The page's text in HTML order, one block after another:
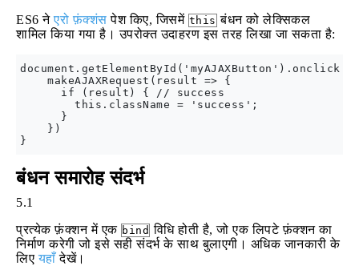
ES6 नेएरो फ़ंक्शंस पेश किए, जिसमें this बंधन को लेक्सिकल
शामिल किया गया है। उपरोक्त उदाहरण इस तरह लिखा जा सकता है:
document.getElementById('myAJAXButton').onclick
    makeAJAXRequest(result => {
      if (result) { // success
        this.className = 'success';
      }
    })
बंधन समारोह संदर्भ
5.1
प्रत्येक फ़ंक्शन में एक bind विधि होती है, जो एक लिपटे फ़ंक्शन का
निर्माण करेगी जो इसे सही संदर्भ के साथ बुलाएगी। अधिक जानकारी के
लिएयहाँदेखें।